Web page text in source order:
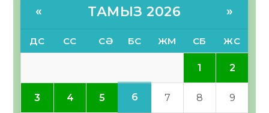
« ТАМЫЗ 2026 »
ДС СС СӘ БС ЖМ СБ ЖС
1 2
3 4 5 6 7 8 9